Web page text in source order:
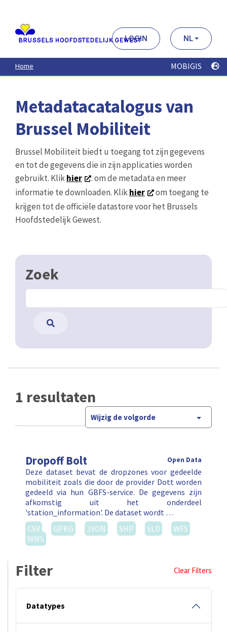
contenu
principal
LOGIN NL
Home MOBIGIS
Metadatacatalogus van
Brussel Mobiliteit
Brussel Mobiliteit biedt u toegang tot zijn gegevens
en tot de gegevens die in zijn applicaties worden
gebruikt. Klikhier
. om de metadata en meer
informatie te downloaden. Klikhier
om toegang te
krijgen tot de officiële datastore voor het Brussels
Hoofdstedelijk Gewest.
Zoek
1 resultaten
Wijzig de volgorde
Dropoff Bolt Open Data
Deze dataset bevat de dropzones voor gedeelde
mobiliteit zoals die door de provider Dott worden
gedeeld via hun GBFS-service. De gegevens zijn
afkomstig uit het onderdeel
'station_information'. De dataset wordt …
CSV
GPKG JSON SHP SLD
WFS
WMS
Filter Clear Filters
Datatypes